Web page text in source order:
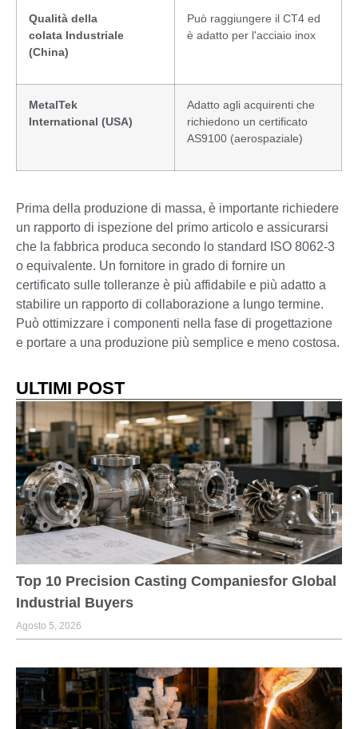
Qualità della
colata Industriale
(China)
Può raggiungere il CT4 ed
è adatto per l'acciaio inox
MetalTek
International (USA)
Adatto agli acquirenti che
richiedono un certificato
AS9100 (aerospaziale)
Prima della produzione di massa, è importante richiedere
un rapporto di ispezione del primo articolo e assicurarsi
che la fabbrica produca secondo lo standard ISO 8062-3
o equivalente. Un fornitore in grado di fornire un
certificato sulle tolleranze è più affidabile e più adatto a
stabilire un rapporto di collaborazione a lungo termine.
Può ottimizzare i componenti nella fase di progettazione
e portare a una produzione più semplice e meno costosa.
ULTIMI POST
Top 10 Precision Casting Companiesfor Global
Industrial Buyers
Agosto 5, 2026